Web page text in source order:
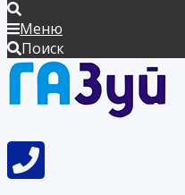
Меню
Поиск